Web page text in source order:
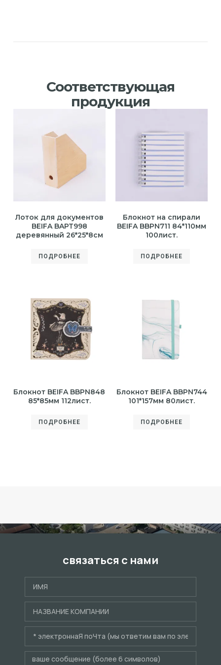
Соответствующая
продукция
Лоток для документов
BEIFA BAPT998
деревянный 26*25*8см
ПОДРОБНЕЕ
Блокнот на спирали
BEIFA BBPN711 84*110мм
100лист.
ПОДРОБНЕЕ
Блокнот BEIFA BBPN848
85*85мм 112лист.
ПОДРОБНЕЕ
Блокнот BEIFA BBPN744
101*157мм 80лист.
ПОДРОБНЕЕ
связаться с нами